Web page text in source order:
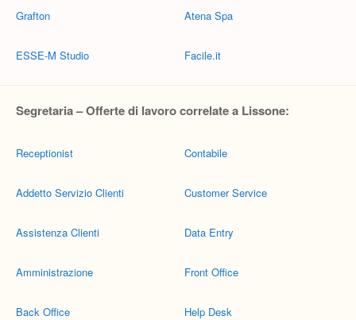
Grafton
ESSE-M Studio
Atena Spa
Facile.it
Segretaria – Offerte di lavoro correlate a Lissone:
Receptionist
Addetto Servizio Clienti
Assistenza Clienti
Amministrazione
Back Office
Contabile
Customer Service
Data Entry
Front Office
Help Desk